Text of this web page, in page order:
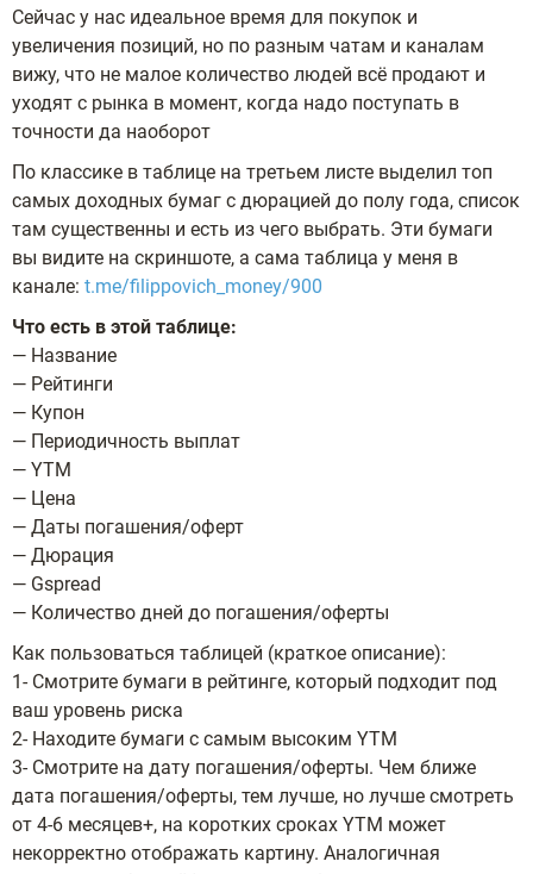
Сейчас у нас идеальное время для покупок и
увеличения позиций, но по разным чатам и каналам
вижу, что не малое количество людей всё продают и
уходят с рынка в момент, когда надо поступать в
точности да наоборот
По классике в таблице на третьем листе выделил топ
самых доходных бумаг с дюрацией до полу года, список
там существенны и есть из чего выбрать. Эти бумаги
вы видите на скриншоте, а сама таблица у меня в
канале: t.me/filippovich_money/900
Что есть в этой таблице:
— Название
— Рейтинги
— Купон
— Периодичность выплат
— YTM
— Цена
— Даты погашения/оферт
— Дюрация
— Gspread
— Количество дней до погашения/оферты
Как пользоваться таблицей (краткое описание):
1- Смотрите бумаги в рейтинге, который подходит под
ваш уровень риска
2- Находите бумаги с самым высоким YTM
3- Смотрите на дату погашения/оферты. Чем ближе
дата погашения/оферты, тем лучше, но лучше смотреть
от 4-6 месяцев+, на коротких сроках YTM может
некорректно отображать картину. Аналогичная